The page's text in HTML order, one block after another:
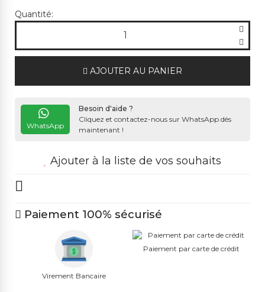
Quantité:
AJOUTER AU PANIER
WhatsApp
Besoin d'aide ?
Cliquez et contactez-nous sur WhatsApp dès
maintenant !
Ajouter à la liste de vos souhaits
Paiement 100% sécurisé
Virement Bancaire
Paiement par carte de crédit